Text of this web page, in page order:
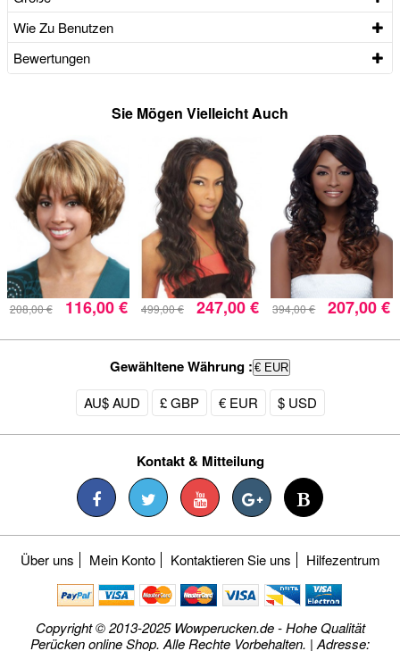
Wie Zu Benutzen
Bewertungen
Sie Mögen Vielleicht Auch
208,00 € 116,00 € 499,00 € 247,00 € 394,00 € 207,00 €
Gewähltene Währung : € EUR
AU$ AUD £ GBP € EUR $ USD
Kontakt & Mitteilung
Über uns Mein Konto Kontaktieren Sie uns Hilfezentrum
Copyright © 2013-2025 Wowperucken.de - Hohe Qualität
Perücken online Shop. Alle Rechte Vorbehalten. | Adresse: